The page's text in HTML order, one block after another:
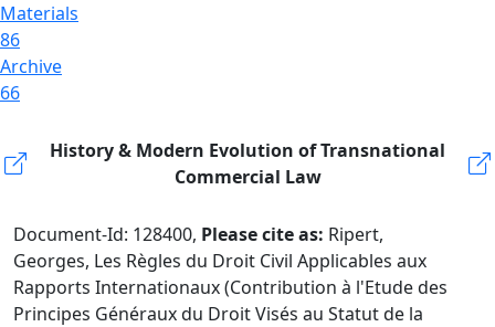
Materials
86
Archive
66
History & Modern Evolution of Transnational
Commercial Law
Document-Id: 128400, Please cite as: Ripert,
Georges, Les Règles du Droit Civil Applicables aux
Rapports Internationaux (Contribution à l'Etude des
Principes Généraux du Droit Visés au Statut de la